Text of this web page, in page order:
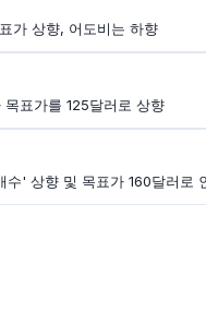
가 상향, 어도비는 하향
표가를 125달러로 상향
' 상향 및 목표가 160달러로